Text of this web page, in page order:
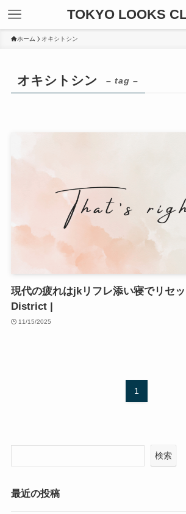
TOKYO LOOKS
ホーム オキシトシン
オキシトシン – tag –
現代の疲れはjkリフレ添い寝でリセ
District |
11/15/2025
1
検索
最近の投稿